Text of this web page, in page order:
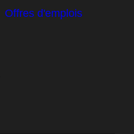
Offres d'emplois